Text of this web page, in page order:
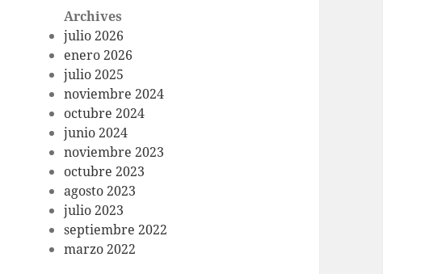
Archives
julio 2026
enero 2026
julio 2025
noviembre 2024
octubre 2024
junio 2024
noviembre 2023
octubre 2023
agosto 2023
julio 2023
septiembre 2022
marzo 2022